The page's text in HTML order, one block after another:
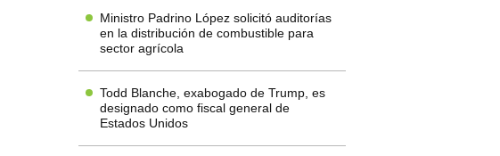
Ministro Padrino López solicitó auditorías
en la distribución de combustible para
sector agrícola
Todd Blanche, exabogado de Trump, es
designado como fiscal general de
Estados Unidos